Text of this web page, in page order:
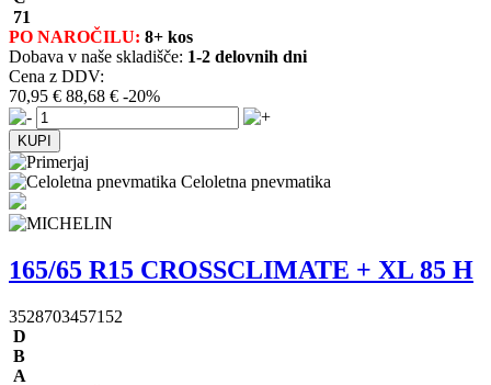
71
PO NAROČILU: 8+ kos
Dobava v naše skladišče: 1-2 delovnih dni
Cena z DDV:
70,95 € 88,68 € -20%
Celoletna pnevmatika
165/65 R15 CROSSCLIMATE + XL 85 H
3528703457152
D
B
A